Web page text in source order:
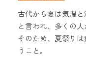
古代から夏は気温
と言われ、多くの人
そのため、夏祭り
うこと。